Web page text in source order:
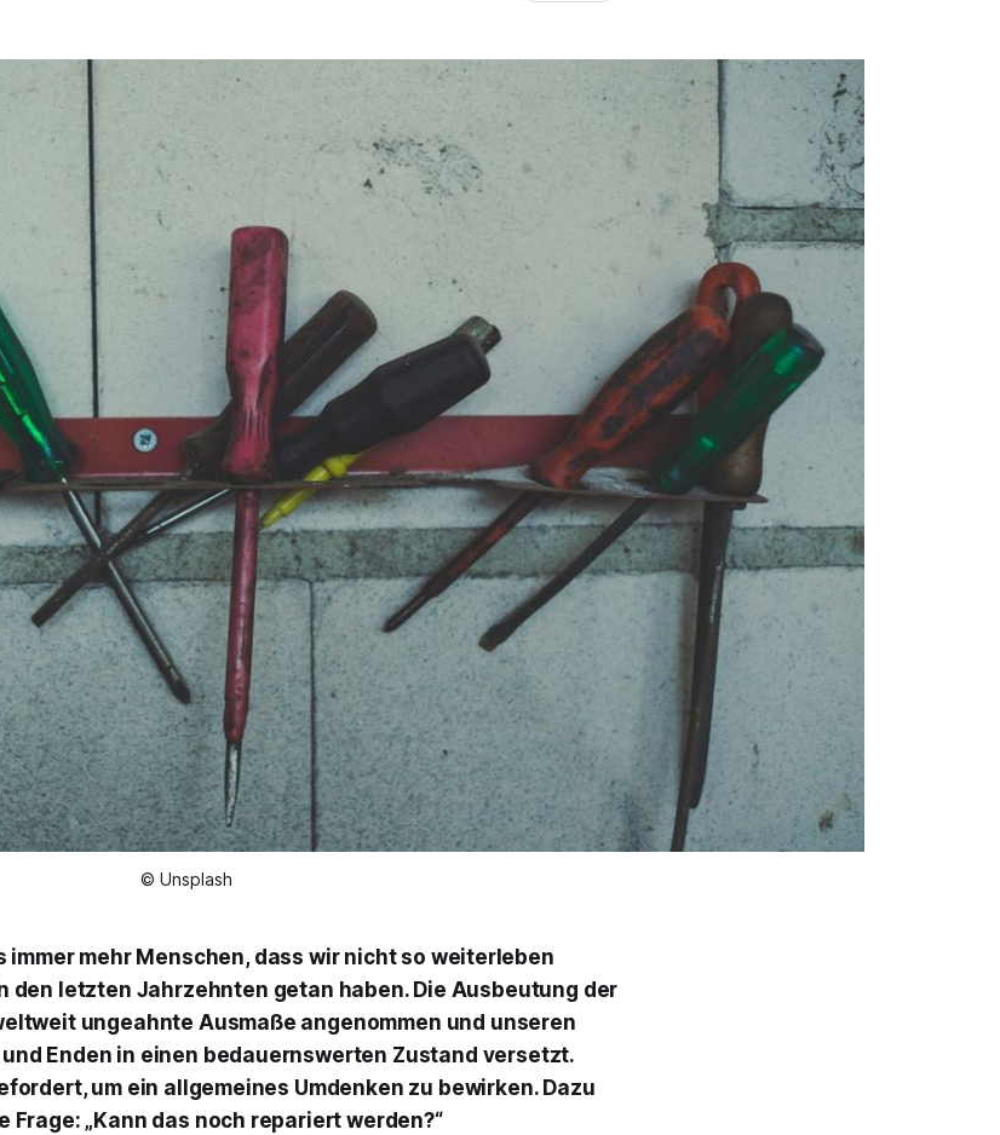
© Unsplash
immer mehr Menschen, dass wir nicht so weiterleben
den letzten Jahrzehnten getan haben. Die Ausbeutung der
ungeahnte Ausmaße angenommen und unseren
Enden in einen bedauernswerten Zustand versetzt.
um ein allgemeines Umdenken zu bewirken. Dazu
Frage: „Kann das noch repariert werden?“